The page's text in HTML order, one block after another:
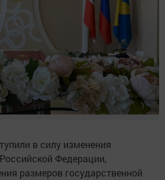
в силу изменения
Федерации,
размеров государственной